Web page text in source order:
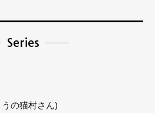
Series
うの猫村さん)